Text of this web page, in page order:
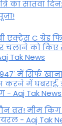
का सातवां
एक्ट्रेस C ग्रेड
चलाने को किए
Tak News
में सिर्फ
करने में घबराईं,
- Aaj Tak News
व्रत! मीम
- Aaj Tak